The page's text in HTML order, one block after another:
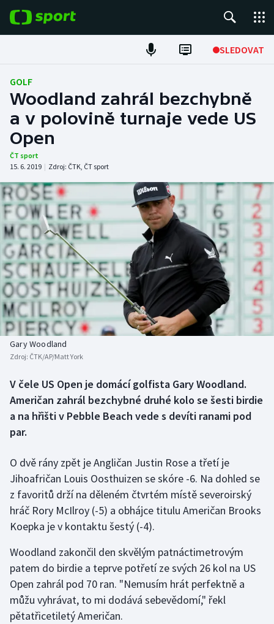
SLEDOVAT
Fotbal
Hokej
Tenis
Atletika
Cyklistika
DALŠÍ SPORTY
Americký fotbal
Baseball a softbal
Basketbal
Biatlon
Box
Curling
Dostihy
Florbal
Golf
Gymnastika
Házená
NEPŘEHLÉDNĚTE
Soutěže
Historické návraty
Aplikace ČT sport
GOLF
Woodland zahrál bezchybně
a v polovině turnaje vede US
Open
ČT sport
15. 6. 2019 | Zdroj: ČTK, ČT sport
Gary Woodland
Zdroj: ČTK/AP/Matt York
V čele US Open je domácí golfista Gary Woodland.
Američan zahrál bezchybné druhé kolo se šesti birdie
a na hřišti v Pebble Beach vede s devíti ranami pod
par.
O dvě rány zpět je Angličan Justin Rose a třetí je
Jihoafričan Louis Oosthuizen se skóre -6. Na dohled se
z favoritů drží na děleném čtvrtém místě severoirský
hráč Rory McIlroy (-5) a obhájce titulu Američan Brooks
Koepka je v kontaktu šestý (-4).
Woodland zakončil den skvělým patnáctimetrovým
patem do birdie a teprve potřetí ze svých 26 kol na US
Open zahrál pod 70 ran. "Nemusím hrát perfektně a
můžu vyhrávat, to mi dodává sebevědomí," řekl
pětatřicetiletý Američan.